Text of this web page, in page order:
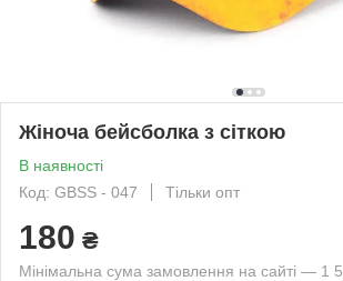
Жіноча бейсболка з сіткою
В наявності
Код: GBSS - 047
Тільки опт
180 ₴
Мінімальна сума замовлення на сайті — 1